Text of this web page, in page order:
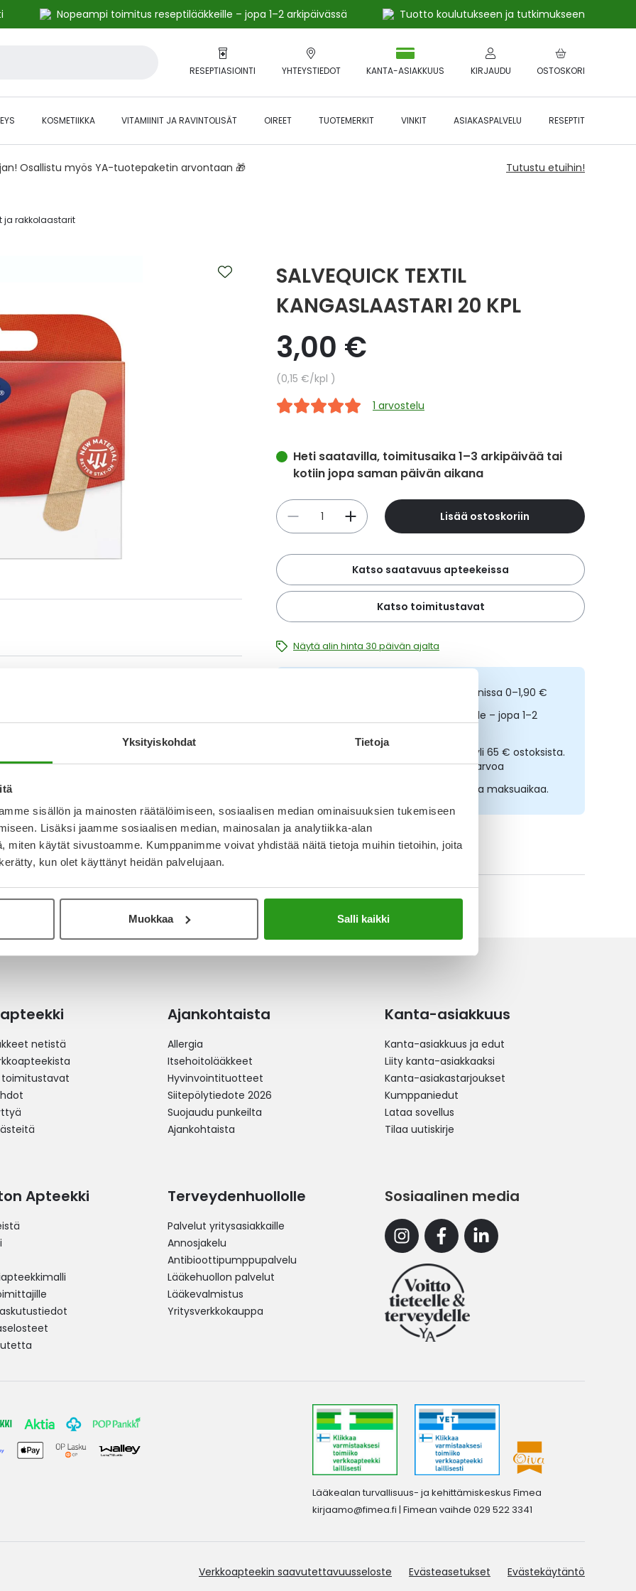
Yksityiskohdat Tietoja
sisällön ja mainosten räätälöimiseen, sosiaalisen median ominaisuuksien tukemiseen
Lisäksi jaamme sosiaalisen median, mainosalan ja analytiikka-alan
miten käytät sivustoamme. Kumppanimme voivat yhdistää näitä tietoja muihin tietoihin, joita
kun olet käyttänyt heidän palvelujaan.
Muokkaa Salli kaikki
Nopeampi toimitus reseptilääkkeille – jopa 1–2 arkipäivässä
Tuotto koulutukseen ja tutkimukseen
RESEPTIASIOINTI YHTEYSTIEDOT OSTOSKORI
KANTA-ASIAKKUUS KIRJAUDU
KOSMETIIKKA VITAMIINIT JA RAVINTOLISÄT OIREET TUOTEMERKIT VINKIT ASIAKASPALVELU RESEPTIT
Osallistu myös YA-tuotepaketin arvontaan 🎁 Tutustu etuihin!
ja rakkolaastarit‎
ja sopii kyynerpäihin, polviin ja niveliin.
laite. Valmistaja Orkla Care AB.
Kirjoita arvostelu
1.10.2021
muoviset laastarit. Vertasin viimeksi extra
kastuttuaan.
SALVEQUICK TEXTIL
KANGASLAASTARI 20 KPL
3,00 €
Yksikköhinta
0,15 €/kpl
1 arvostelu
Heti saatavilla, toimitusaika 1–3 arkipäivää tai
kotiin jopa saman päivän aikana
Määrä
Lisää ostoskoriin
Katso saatavuus apteekeissa
Katso toimitustavat
Näytä alin hinta 30 päivän ajalta
Tilaa netistä, nouda kolmessa tunnissa 0–1,90 €
Nopeampi toimitus reseptilääkkeille – jopa 1–2
Ilmainen toimitus noutopisteisiin yli 65 € ostoksista.
Lääkkeet eivät kerrytä ostoskorin arvoa
Osta nyt, saat 45 päivää korotonta maksuaikaa.
Katso kaikki Salvequick-tuotteet
netistä
toimitustavat
Ajankohtaista
Allergia
Itsehoitolääkkeet
Hyvinvointituotteet
Siitepölytiedote 2026
Suojaudu punkeilta
Ajankohtaista
Kanta-asiakkuus
Kanta-asiakkuus ja edut
Liity kanta-asiakkaaksi
Kanta-asiakastarjoukset
Kumppaniedut
Lataa sovellus
Tilaa uutiskirje
Apteekki Terveydenhuollolle
Palvelut yritysasiakkaille
Annosjakelu
Antibioottipumppupalvelu
Lääkehuollon palvelut
Lääkevalmistus
Yritysverkkokauppa
Sosiaalinen media
InstagramFacebookLinkedin
Lääkealan turvallisuus- ja kehittämiskeskus Fimea
kirjaamo@fimea.fi | Fimean vaihde 029 522 3341
Verkkoapteekin saavutettavuusseloste Evästeasetukset Evästekäytäntö